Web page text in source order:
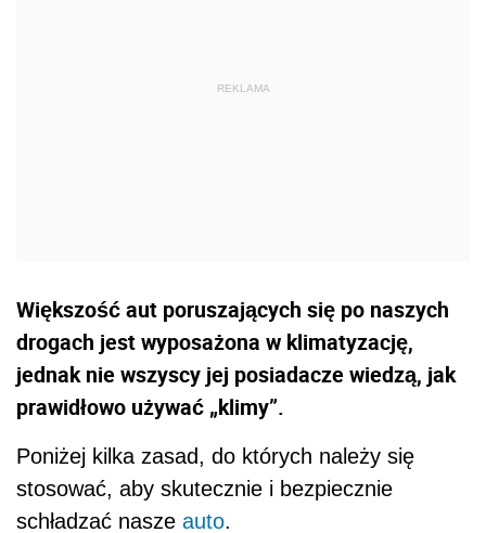
Większość aut poruszających się po naszych
drogach jest wyposażona w klimatyzację,
jednak nie wszyscy jej posiadacze wiedzą, jak
prawidłowo używać „klimy”.
Poniżej kilka zasad, do których należy się
stosować, aby skutecznie i bezpiecznie
schładzać nasze auto.